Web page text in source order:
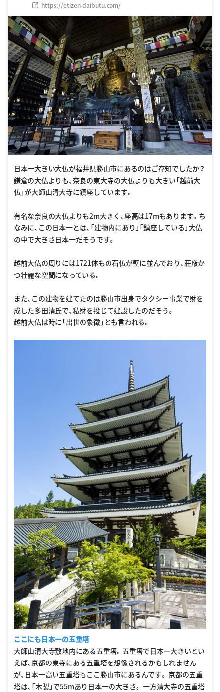
https://etizen-daibutu.com/
日本一大きい大仏が福井県勝山市にあるのはご存知でしたか？
鎌倉の大仏よりも、奈良の東大寺の大仏よりも大きい「越前大
仏」が大師山清大寺に鎮座しています。
有名な奈良の大仏よりも2m大きく、座高は17mもあります。ち
なみに、この日本一とは、「建物内にあり」「鎮座している」大仏
の中で大きさ日本一だそうです。
越前大仏の周りには1721体もの石仏が壁に並んでおり、荘厳か
つ壮麗な空間になっている。
また、この建物を建てたのは勝山市出身でタクシー事業で財を
成した多田清氏で、私財を投じて建設したのだそう。
越前大仏は時に「出世の象徴」とも言われる。
ここにも日本一の五重塔
大師山清大寺敷地内にある五重塔。五重塔で日本一大きいとい
えば、京都の東寺にある五重塔を想像されるかもしれません
が、日本一高い五重塔もここ勝山市にあるんです。 京都の五重
塔は、「木製」で55mあり日本一の大きさ。 一方清大寺の五重塔